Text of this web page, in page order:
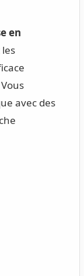
en
avec des